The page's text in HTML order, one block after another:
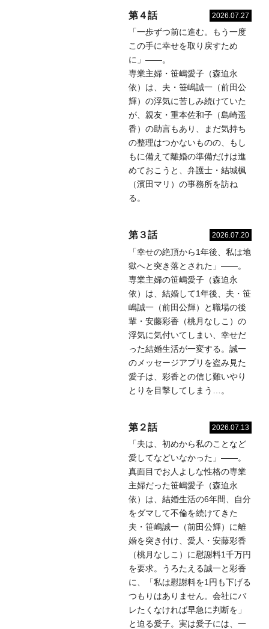
第４話 2026.07.27
「一歩ずつ前に進む。もう一度
この手に幸せを取り戻すため
に」――。
専業主婦・笹嶋愛子（森迫永
依）は、夫・笹嶋誠一（前田公
輝）の浮気に苦しみ続けていた
が、親友・重本佐和子（島崎遥
香）の助言もあり、まだ気持ち
の整理はつかないものの、もし
もに備えて離婚の準備だけは進
めておこうと、弁護士・結城楓
（濱田マリ）の事務所を訪ね
る。
第３話 2026.07.20
「幸せの絶頂から1年後、私は地
獄へと突き落とされた」――。
専業主婦の笹嶋愛子（森迫永
依）は、結婚して1年後、夫・笹
嶋誠一（前田公輝）と職場の後
輩・安藤彩香（桃月なしこ）の
浮気に気付いてしまい、幸せだ
った結婚生活が一変する。誠一
のメッセージアプリを盗み見た
愛子は、彩香との信じ難いやり
とりを目撃してしまう…。
第２話 2026.07.13
「夫は、初めから私のことなど
愛してなどいなかった」――。
真面目でお人よしな性格の専業
主婦だった笹嶋愛子（森迫永
依）は、結婚生活の6年間、自分
をダマして不倫を続けてきた
夫・笹嶋誠一（前田公輝）に離
婚を突き付け、愛人・安藤彩香
（桃月なしこ）に慰謝料1千万円
を要求。うろたえる誠一と彩香
に、「私は慰謝料を1円も下げる
つもりはありません。会社にバ
レたくなければ早急に判断を」
と迫る愛子。実は愛子には、一